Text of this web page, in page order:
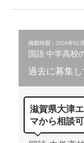
掲載時期：2026年02月
国語 中学高校
過去に募集
滋賀県大津
マから相談